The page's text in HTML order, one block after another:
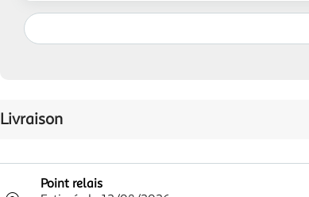
Livraison
Point relais